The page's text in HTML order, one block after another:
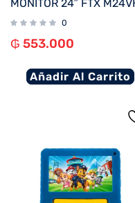
0
₲ 553.000
Añadir Al Carrito